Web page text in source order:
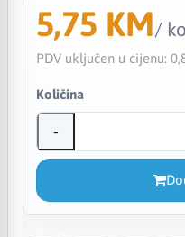
5,75 KM/
PDV uključen u cijenu:
Količina
-